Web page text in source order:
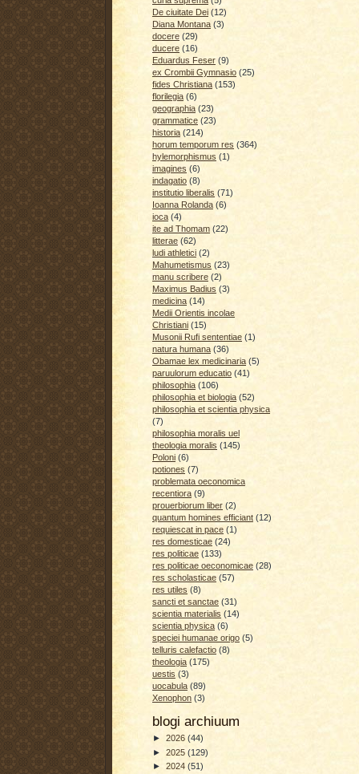
De ciuitate Dei (12)
Diana Montana (3)
docere (29)
ducere (16)
Eduardus Feser (9)
ex Crombii Gymnasio (25)
fides Christiana (153)
florilegia (6)
geographia (23)
grammatice (23)
historia (214)
horum temporum res (364)
hylemorphismus (1)
imagines (6)
indagatio (8)
institutio liberalis (71)
Ioanna Rolanda (6)
ioca (4)
ite ad Thomam (22)
litterae (62)
ludi athletici (2)
Mahumetismus (23)
manu scribere (2)
Maximus Badius (3)
medicina (14)
Medii Orientis incolae
Christiani (15)
Musonii Rufi sententiae (1)
natura humana (36)
Obamae lex medicinaria (5)
paruulorum educatio (41)
philosophia (106)
philosophia et biologia (52)
philosophia et scientia physica
(7)
philosophia moralis uel
theologia moralis (145)
Poloni (6)
potiones (7)
problemata oeconomica
recentiora (9)
prouerbiorum liber (2)
quantum homines efficiant (12)
requiescat in pace (1)
res domesticae (24)
res politicae (133)
res politicae oeconomicae (28)
res scholasticae (57)
res utiles (8)
sancti et sanctae (31)
scientia materialis (14)
scientia physica (6)
speciei humanae origo (5)
telluris calefactio (8)
theologia (175)
uestis (3)
uocabula (89)
Xenophon (3)
blogi archiuum
► 2026 (44)
► 2025 (129)
► 2024 (51)